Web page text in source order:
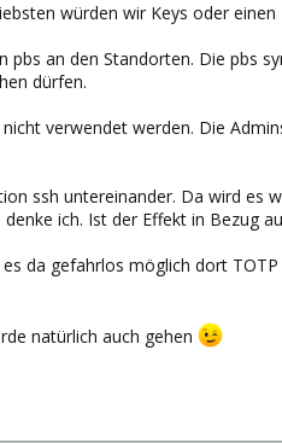
würden wir Keys oder
an den Standorten. Die pbs
dürfen.
verwendet werden. Die
ssh untereinander. Da wird es
ich. Ist der Effekt in Bezug
da gefahrlos möglich dort
natürlich auch gehen